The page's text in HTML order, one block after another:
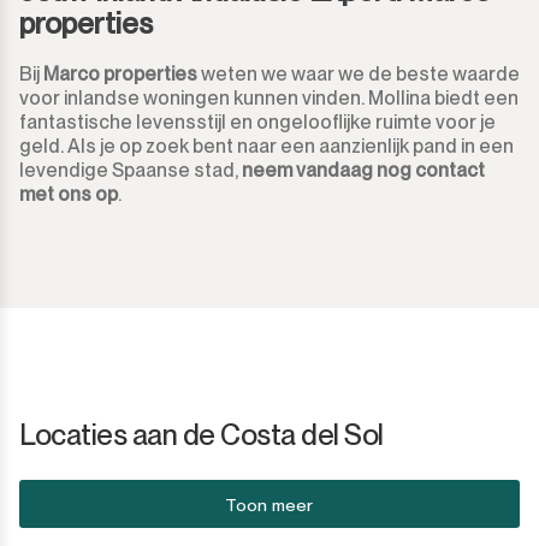
properties
Bij Marco propertiesweten we waar we de beste waarde
voor inlandse woningen kunnen vinden. Mollina biedt een
fantastische levensstijl en ongelooflijke ruimte voor je
geld. Als je op zoek bent naar een aanzienlijk pand in een
levendige Spaanse stad, neem vandaag nog contact
met ons op.
Locaties aan de Costa del Sol
Toon meer